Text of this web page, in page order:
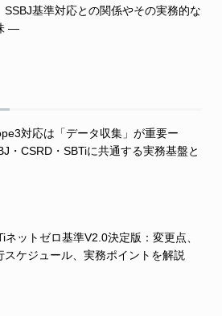
SSBJ基準対応との関係やその実務的な
―
対応は「データ収集」が重要ー
・CSRD・SBTiに共通する実務基盤と
ネットゼロ基準V2.0決定版：変更点、
スケジュール、実務ポイントを解説